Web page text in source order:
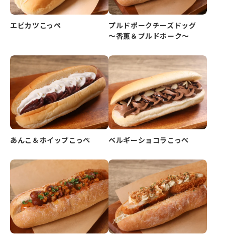
エビカツこっぺ
プルドポークチーズドッグ
～香薫＆プルドポーク～
あんこ＆ホイップこっぺ ベルギーショコラこっぺ